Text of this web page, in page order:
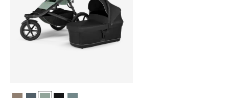
Thule Urban Glide 3 2-in-1 bundle Tinted Taupe on Black
Thule Urban Glide 3 2-in-1 bundle Ardesia scura su nero
Thule Urban Glide 3 2-in-1 bundle Verde nebbia su nero
Thule Urban Glide 3 2-in-1 bundle Nero su nero
Thule Urban Glide 3 2-in-1 bundle Blu medio su